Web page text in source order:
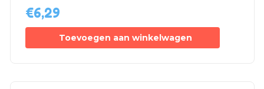
€6,29
Toevoegen aan winkelwagen